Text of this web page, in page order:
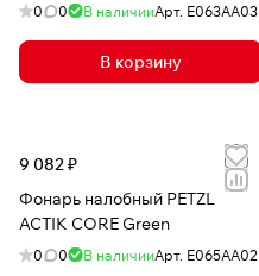
0 0 В наличииАрт. E063AA03
В корзину
9 082 ₽
Фонарь налобный PETZL
ACTIK CORE Green
0 0 В наличииАрт. E065AA02